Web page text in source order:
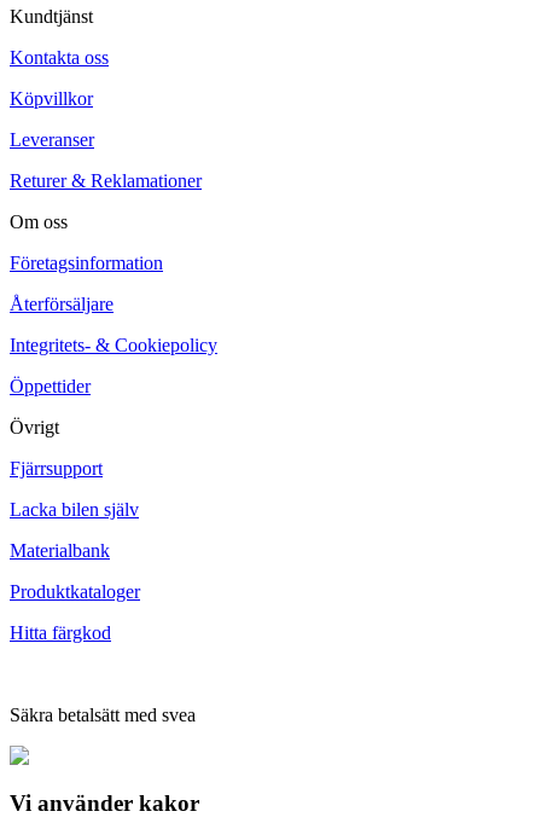
Kundtjänst
Kontakta oss
Köpvillkor
Leveranser
Returer & Reklamationer
Om oss
Företagsinformation
Återförsäljare
Integritets- & Cookiepolicy
Öppettider
Övrigt
Fjärrsupport
Lacka bilen själv
Materialbank
Produktkataloger
Hitta färgkod
Säkra betalsätt med svea
Vi använder kakor